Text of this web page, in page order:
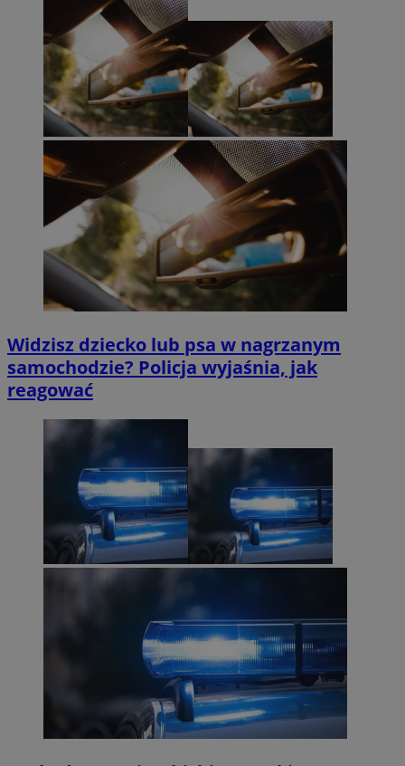
Widzisz dziecko lub psa w nagrzanym
samochodzie? Policja wyjaśnia, jak
reagować